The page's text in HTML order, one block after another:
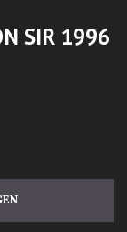
SIR 1996